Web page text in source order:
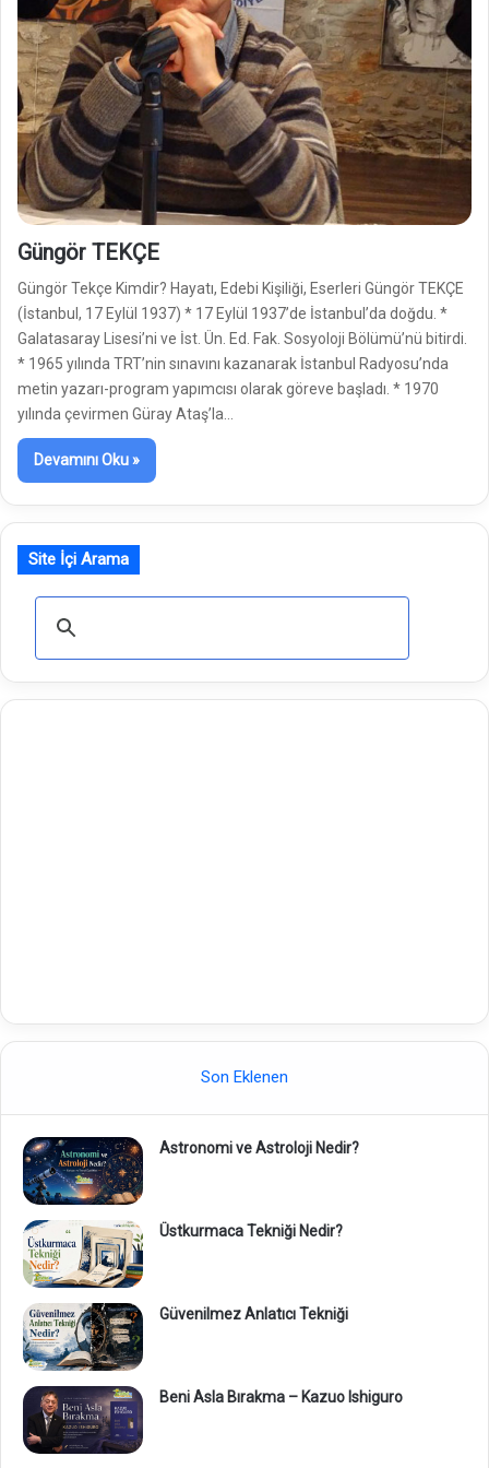
Güngör TEKÇE
Güngör Tekçe Kimdir? Hayatı, Edebi Kişiliği, Eserleri Güngör TEKÇE
(İstanbul, 17 Eylül 1937) * 17 Eylül 1937’de İstanbul’da doğdu. *
Galatasaray Lisesi’ni ve İst. Ün. Ed. Fak. Sosyoloji Bölümü’nü bitirdi.
* 1965 yılında TRT’nin sınavını kazanarak İstanbul Radyosu’nda
metin yazarı-program yapımcısı olarak göreve başladı. * 1970
yılında çevirmen Güray Ataş’la…
Devamını Oku »
Site İçi Arama
Son Eklenen
Astronomi ve Astroloji Nedir?
Üstkurmaca Tekniği Nedir?
Güvenilmez Anlatıcı Tekniği
Beni Asla Bırakma – Kazuo Ishiguro